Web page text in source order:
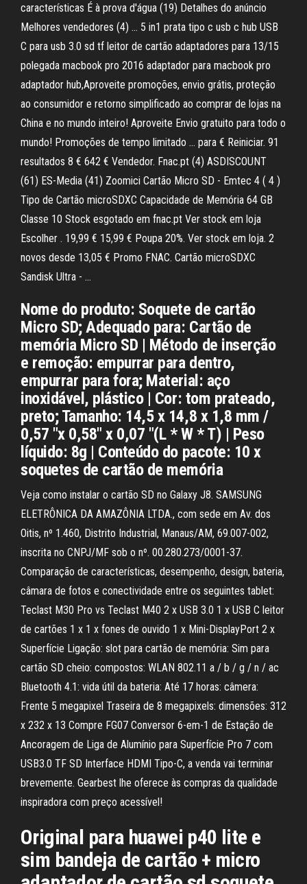
características É à prova d'água (19) Detalhes do anúncio
Melhores vendedores (4) … 5 in1 prata tipo c usb c hub USB
C para usb 3.0 sd tf leitor de cartão adaptadores para 13/15
polegada macbook pro 2016 adaptador para macbook pro
adaptador hub,Aproveite promoções, envio grátis, proteção
ao consumidor e retorno simplificado ao comprar de lojas na
China e no mundo inteiro! Aproveite Envio gratuito para todo o
mundo! Promoções de tempo limitado … para € Reiniciar. 91
resultados 8 € 642 € Vendedor. Fnac.pt (4) ASDISCOUNT
(61) ES-Media (41) Zoomici Cartão Micro SD - Emtec 4 ( 4 )
Tipo de Cartão microSDXC Capacidade de Memória 64 GB
Classe 10 Stock esgotado em fnac.pt Ver stock em loja
Escolher . 19,99 € 15,99 € Poupa 20%. Ver stock em loja. 2
novos desde 13,05 € Promo FNAC. Cartão microSDXC
Sandisk Ultra - …
Nome do produto: Soquete de cartão
Micro SD; Adequado para: Cartão de
memória Micro SD | Método de inserção
e remoção: empurrar para dentro,
empurrar para fora; Material: aço
inoxidável, plástico | Cor: tom prateado,
preto; Tamanho: 14,5 x 14,8 x 1,8 mm /
0,57 "x 0,58" x 0,07 "(L * W * T) | Peso
líquido: 8g | Conteúdo do pacote: 10 x
soquetes de cartão de memória
Veja como instalar o cartão SD no Galaxy J8. SAMSUNG
ELETRÔNICA DA AMAZÔNIA LTDA., com sede em Av. dos
Oitis, nº 1.460, Distrito Industrial, Manaus/AM, 69.007-002,
inscrita no CNPJ/MF sob o nº. 00.280.273/0001-37.
Comparação de características, desempenho, design, bateria,
câmara de fotos e conectividade entre os seguintes tablet:
Teclast M30 Pro vs Teclast M40 2 x USB 3.0 1 x USB C leitor
de cartões 1 x 1 x fones de ouvido 1 x Mini-DisplayPort 2 x
Superfície Ligação: slot para cartão de memória: Sim para
cartão SD cheio: compostos: WLAN 802.11 a / b / g / n / ac
Bluetooth 4.1: vida útil da bateria: Até 17 horas: câmera:
Frente 5 megapixel Traseira de 8 megapixels: dimensões: 312
x 232 x 13 Compre FG07 Conversor 6-em-1 de Estação de
Ancoragem de Liga de Alumínio para Superfície Pro 7 com
USB3.0 TF SD Interface HDMI Tipo-C, a venda vai terminar
brevemente. Gearbest lhe oferece às compras da qualidade
inspiradora com preço acessível!
Original para huawei p40 lite e
sim bandeja de cartão + micro